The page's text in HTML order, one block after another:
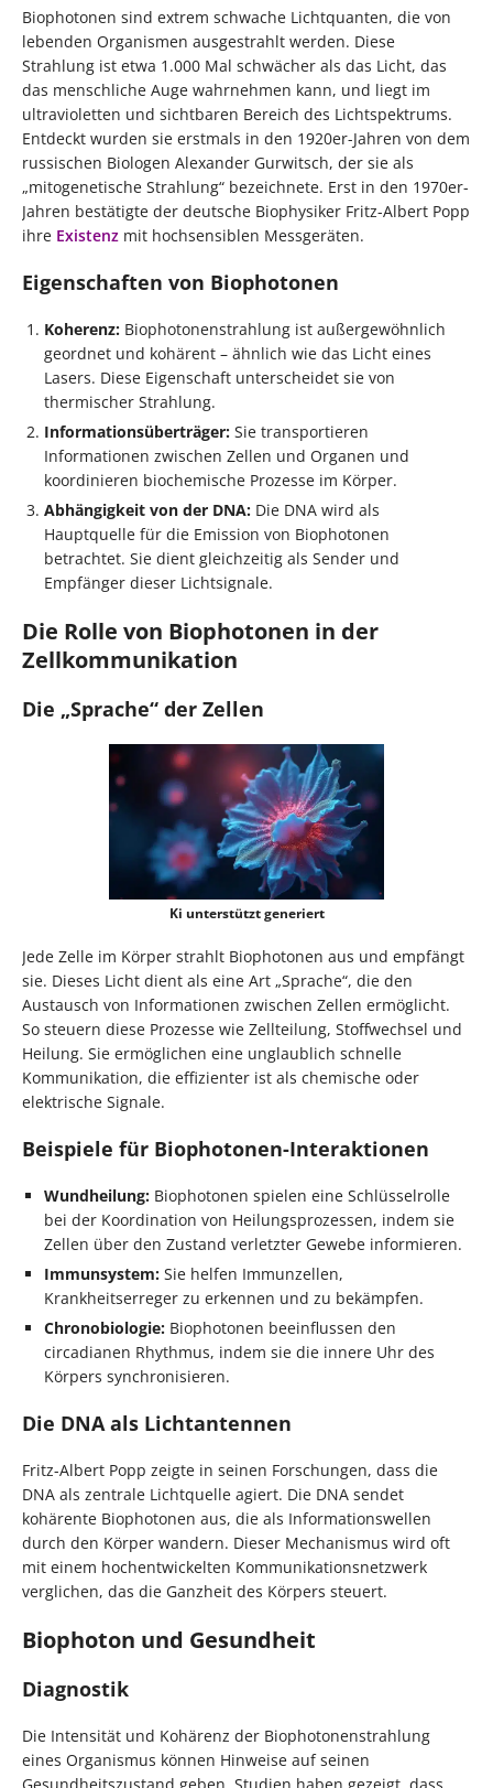
Biophotonen sind extrem schwache Lichtquanten, die von
lebenden Organismen ausgestrahlt werden. Diese
Strahlung ist etwa 1.000 Mal schwächer als das Licht, das
das menschliche Auge wahrnehmen kann, und liegt im
ultravioletten und sichtbaren Bereich des Lichtspektrums.
Entdeckt wurden sie erstmals in den 1920er-Jahren von dem
russischen Biologen Alexander Gurwitsch, der sie als
„mitogenetische Strahlung“ bezeichnete. Erst in den 1970er-
Jahren bestätigte der deutsche Biophysiker Fritz-Albert Popp
ihre Existenz mit hochsensiblen Messgeräten.
Eigenschaften von Biophotonen
Koherenz: Biophotonenstrahlung ist außergewöhnlich
geordnet und kohärent – ähnlich wie das Licht eines
Lasers. Diese Eigenschaft unterscheidet sie von
thermischer Strahlung.
Informationsüberträger: Sie transportieren
Informationen zwischen Zellen und Organen und
koordinieren biochemische Prozesse im Körper.
Abhängigkeit von der DNA: Die DNA wird als
Hauptquelle für die Emission von Biophotonen
betrachtet. Sie dient gleichzeitig als Sender und
Empfänger dieser Lichtsignale.
Die Rolle von Biophotonen in der
Zellkommunikation
Die „Sprache“ der Zellen
Ki unterstützt generiert
Jede Zelle im Körper strahlt Biophotonen aus und empfängt
sie. Dieses Licht dient als eine Art „Sprache“, die den
Austausch von Informationen zwischen Zellen ermöglicht.
So steuern diese Prozesse wie Zellteilung, Stoffwechsel und
Heilung. Sie ermöglichen eine unglaublich schnelle
Kommunikation, die effizienter ist als chemische oder
elektrische Signale.
Beispiele für Biophotonen-Interaktionen
Wundheilung: Biophotonen spielen eine Schlüsselrolle
bei der Koordination von Heilungsprozessen, indem sie
Zellen über den Zustand verletzter Gewebe informieren.
Immunsystem: Sie helfen Immunzellen,
Krankheitserreger zu erkennen und zu bekämpfen.
Chronobiologie: Biophotonen beeinflussen den
circadianen Rhythmus, indem sie die innere Uhr des
Körpers synchronisieren.
Die DNA als Lichtantennen
Fritz-Albert Popp zeigte in seinen Forschungen, dass die
DNA als zentrale Lichtquelle agiert. Die DNA sendet
kohärente Biophotonen aus, die als Informationswellen
durch den Körper wandern. Dieser Mechanismus wird oft
mit einem hochentwickelten Kommunikationsnetzwerk
verglichen, das die Ganzheit des Körpers steuert.
Biophoton und Gesundheit
Diagnostik
Die Intensität und Kohärenz der Biophotonenstrahlung
eines Organismus können Hinweise auf seinen
Gesundheitszustand geben. Studien haben gezeigt, dass